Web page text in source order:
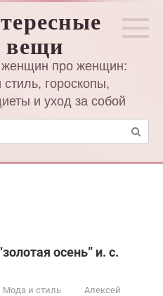
вещи
про женщин:
гороскопы,
и уход за собой
осень” и. с.
Мода и стиль
Алексей